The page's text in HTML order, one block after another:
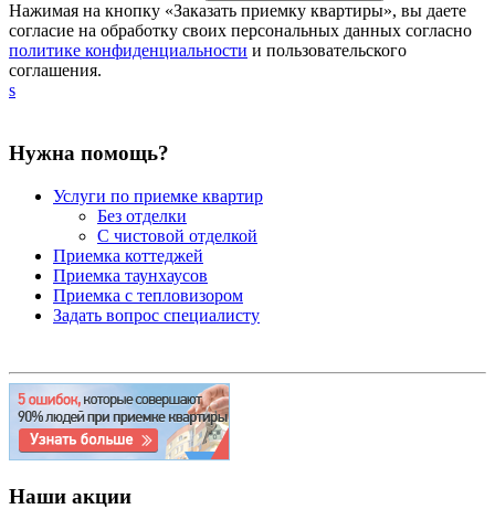
Нажимая на кнопку «Заказать приемку квартиры», вы даете
согласие на обработку своих персональных данных согласно
политике конфиденциальности и пользовательского
соглашения.
s
Нужна помощь?
Услуги по приемке квартир
Без отделки
С чистовой отделкой
Приемка коттеджей
Приемка таунхаусов
Приемка с тепловизором
Задать вопрос специалисту
Наши акции